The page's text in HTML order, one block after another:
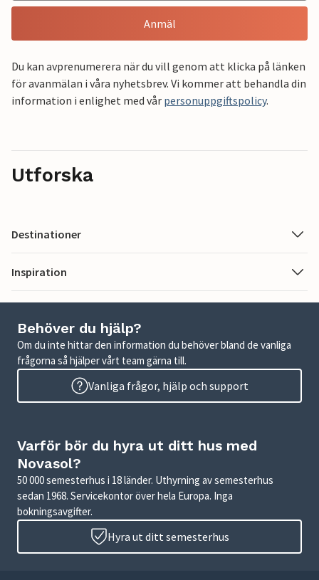
Anmäl
Du kan avprenumerera när du vill genom att klicka på länken
för avanmälan i våra nyhetsbrev. Vi kommer att behandla din
information i enlighet med vår personuppgiftspolicy.
Utforska
Destinationer
Inspiration
Behöver du hjälp?
Om du inte hittar den information du behöver bland de vanliga
frågorna så hjälper vårt team gärna till.
Vanliga frågor, hjälp och support
Varför bör du hyra ut ditt hus med
Novasol?
50 000 semesterhus i 18 länder. Uthyrning av semesterhus
sedan 1968. Servicekontor över hela Europa. Inga
bokningsavgifter.
Hyra ut ditt semesterhus